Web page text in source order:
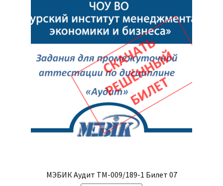
МЭБИК Аудит ТМ-009/189-1 Билет 07